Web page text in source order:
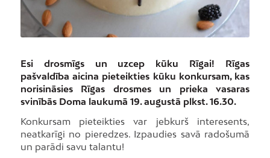
Esi drosmīgs un uzcep kūku Rīgai! Rīgas
pašvaldība aicina pieteikties kūku konkursam, kas
norisināsies Rīgas drosmes un prieka vasaras
svinībās Doma laukumā 19. augustā plkst. 16.30.
Konkursam pieteikties var jebkurš interesents,
neatkarīgi no pieredzes. Izpaudies savā radošumā
un parādi savu talantu!